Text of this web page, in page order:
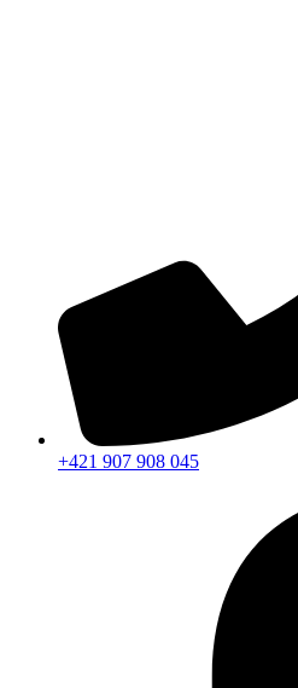
+421 907 908 045